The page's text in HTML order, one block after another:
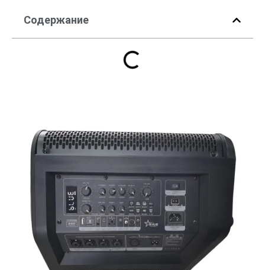
Содержание